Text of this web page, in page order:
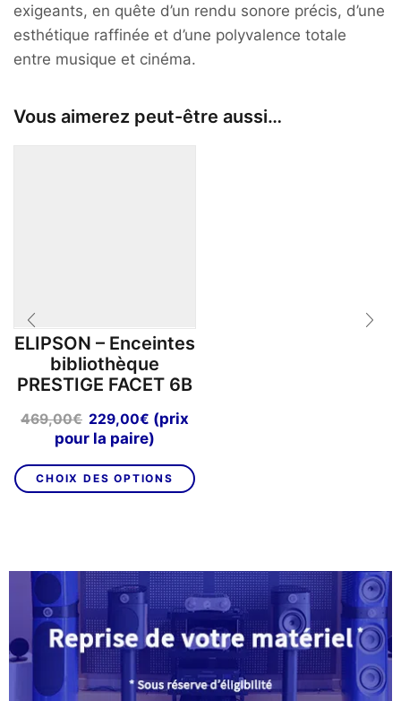
exigeants, en quête d’un rendu sonore précis, d’une
esthétique raffinée et d’une polyvalence totale
entre musique et cinéma.
Vous aimerez peut-être aussi…
ELIPSON – Enceintes
bibliothèque
PRESTIGE FACET 6B
469,00€ Le
prix
était :
469,00€.
229,00€ Le
prix
est :
229,00€.
(prix
pour la paire)
CHOIX DES OPTIONS
produit
Les
options
peuvent
être
choisies
sur